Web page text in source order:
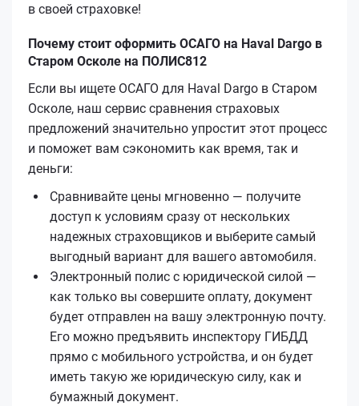
в своей страховке!
Почему стоит оформить ОСАГО на Haval Dargo в
Старом Осколе на ПОЛИС812
Если вы ищете ОСАГО для Haval Dargo в Старом
Осколе, наш сервис сравнения страховых
предложений значительно упростит этот процесс
и поможет вам сэкономить как время, так и
деньги:
Сравнивайте цены мгновенно — получите
доступ к условиям сразу от нескольких
надежных страховщиков и выберите самый
выгодный вариант для вашего автомобиля.
Электронный полис с юридической силой —
как только вы совершите оплату, документ
будет отправлен на вашу электронную почту.
Его можно предъявить инспектору ГИБДД
прямо с мобильного устройства, и он будет
иметь такую же юридическую силу, как и
бумажный документ.